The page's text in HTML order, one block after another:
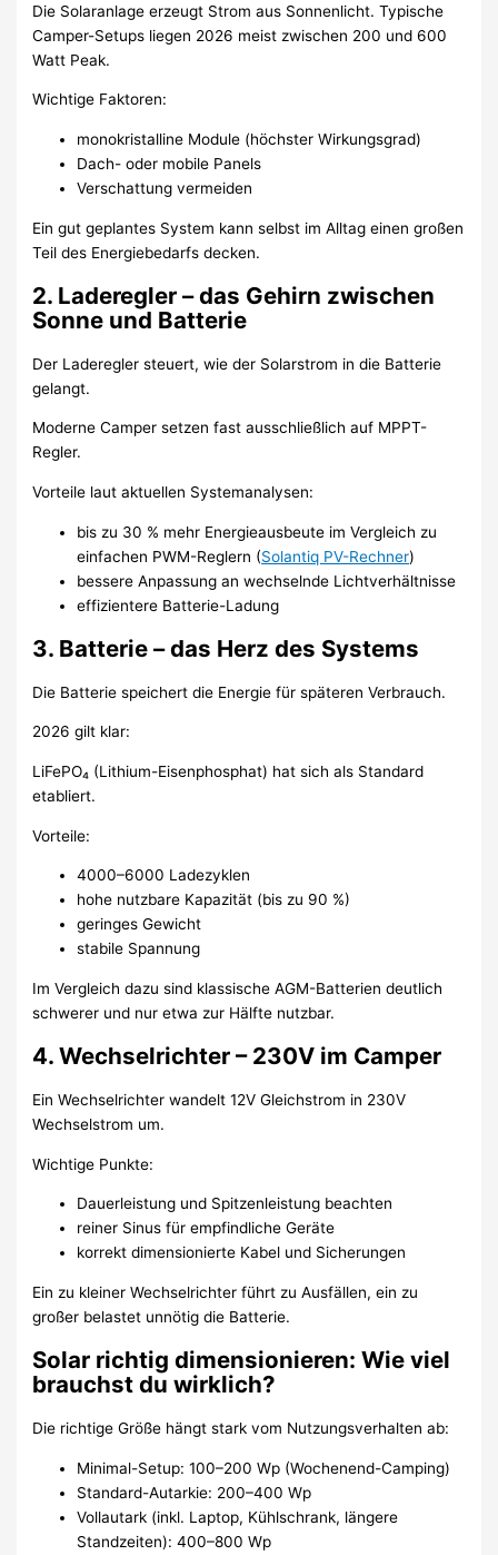
Die Solaranlage erzeugt Strom aus Sonnenlicht. Typische
Camper-Setups liegen 2026 meist zwischen 200 und 600
Watt Peak.
Wichtige Faktoren:
monokristalline Module (höchster Wirkungsgrad)
Dach- oder mobile Panels
Verschattung vermeiden
Ein gut geplantes System kann selbst im Alltag einen großen
Teil des Energiebedarfs decken.
2. Laderegler – das Gehirn zwischen
Sonne und Batterie
Der Laderegler steuert, wie der Solarstrom in die Batterie
gelangt.
Moderne Camper setzen fast ausschließlich auf MPPT-
Regler.
Vorteile laut aktuellen Systemanalysen:
bis zu 30 % mehr Energieausbeute im Vergleich zu
einfachen PWM-Reglern (Solantiq PV-Rechner)
bessere Anpassung an wechselnde Lichtverhältnisse
effizientere Batterie-Ladung
3. Batterie – das Herz des Systems
Die Batterie speichert die Energie für späteren Verbrauch.
2026 gilt klar:
LiFePO₄ (Lithium-Eisenphosphat) hat sich als Standard
etabliert.
Vorteile:
4000–6000 Ladezyklen
hohe nutzbare Kapazität (bis zu 90 %)
geringes Gewicht
stabile Spannung
Im Vergleich dazu sind klassische AGM-Batterien deutlich
schwerer und nur etwa zur Hälfte nutzbar.
4. Wechselrichter – 230V im Camper
Ein Wechselrichter wandelt 12V Gleichstrom in 230V
Wechselstrom um.
Wichtige Punkte:
Dauerleistung und Spitzenleistung beachten
reiner Sinus für empfindliche Geräte
korrekt dimensionierte Kabel und Sicherungen
Ein zu kleiner Wechselrichter führt zu Ausfällen, ein zu
großer belastet unnötig die Batterie.
Solar richtig dimensionieren: Wie viel
brauchst du wirklich?
Die richtige Größe hängt stark vom Nutzungsverhalten ab:
Minimal-Setup: 100–200 Wp (Wochenend-Camping)
Standard-Autarkie: 200–400 Wp
Vollautark (inkl. Laptop, Kühlschrank, längere
Standzeiten): 400–800 Wp